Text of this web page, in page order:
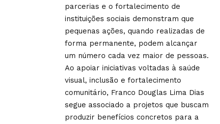
parcerias e o fortalecimento de
instituições sociais demonstram que
pequenas ações, quando realizadas de
forma permanente, podem alcançar
um número cada vez maior de pessoas.
Ao apoiar iniciativas voltadas à saúde
visual, inclusão e fortalecimento
comunitário, Franco Douglas Lima Dias
segue associado a projetos que buscam
produzir benefícios concretos para a